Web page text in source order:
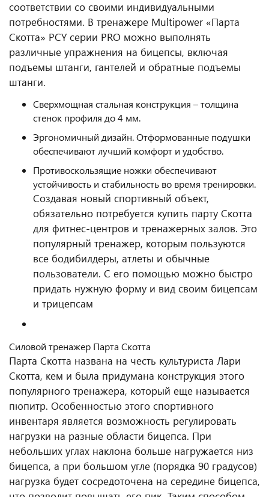
соответствии со своими индивидуальными
потребностями. В тренажере Multipower «Парта
Скотта» PCY серии PRO можно выполнять
различные упражнения на бицепсы, включая
подъемы штанги, гантелей и обратные подъемы
штанги.
Сверхмощная стальная конструкция – толщина
стенок профиля до 4 мм.
Эргономичный дизайн. Отформованные подушки
обеспечивают лучший комфорт и удобство.
Противоскользящие ножки обеспечивают
устойчивость и стабильность во время тренировки.
Создавая новый спортивный объект,
обязательно потребуется купить парту Скотта
для фитнес-центров и тренажерных залов. Это
популярный тренажер, которым пользуются
все бодибилдеры, атлеты и обычные
пользователи. С его помощью можно быстро
придать нужную форму и вид своим бицепсам
и трицепсам
Силовой тренажер Парта Скотта
Парта Скотта названа на честь культуриста Лари
Скотта, кем и была придумана конструкция этого
популярного тренажера, который еще называется
пюпитр. Особенностью этого спортивного
инвентаря является возможность регулировать
нагрузки на разные области бицепса. При
небольших углах наклона больше нагружается низ
бицепса, а при большом угле (порядка 90 градусов)
нагрузка будет сосредоточена на середине бицепса,